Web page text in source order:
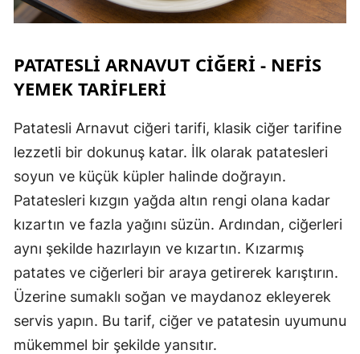
PATATESLI ARNAVUT CIĞERI - NEFIS
YEMEK TARIFLERI
Patatesli Arnavut ciğeri tarifi, klasik ciğer tarifine
lezzetli bir dokunuş katar. İlk olarak patatesleri
soyun ve küçük küpler halinde doğrayın.
Patatesleri kızgın yağda altın rengi olana kadar
kızartın ve fazla yağını süzün. Ardından, ciğerleri
aynı şekilde hazırlayın ve kızartın. Kızarmış
patates ve ciğerleri bir araya getirerek karıştırın.
Üzerine sumaklı soğan ve maydanoz ekleyerek
servis yapın. Bu tarif, ciğer ve patatesin uyumunu
mükemmel bir şekilde yansıtır.